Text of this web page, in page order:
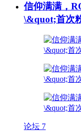
信仰满满，
\&quot;首次
论坛 7